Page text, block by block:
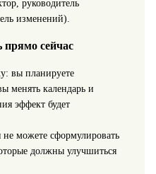
руководитель
изменений).
прямо сейчас
вы планируете
менять календарь и
эффект будет
можете сформулировать
должны улучшиться